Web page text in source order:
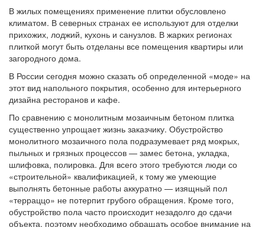
В жилых помещениях применение плитки обусловлено
климатом. В северных странах ее используют для отделки
прихожих, лоджий, кухонь и санузлов. В жарких регионах
плиткой могут быть отделаны все помещения квартиры или
загородного дома.
В России сегодня можно сказать об определенной «моде» на
этот вид напольного покрытия, особенно для интерьерного
дизайна ресторанов и кафе.
По сравнению с монолитным мозаичным бетоном плитка
существенно упрощает жизнь заказчику. Обустройство
монолитного мозаичного пола подразумевает ряд мокрых,
пыльных и грязных процессов — замес бетона, укладка,
шлифовка, полировка. Для всего этого требуются люди со
«строительной» квалификацией, к тому же умеющие
выполнять бетонные работы аккуратно — изящный пол
«терраццо» не потерпит грубого обращения. Кроме того,
обустройство пола часто происходит незадолго до сдачи
объекта, поэтому необходимо обращать особое внимание на